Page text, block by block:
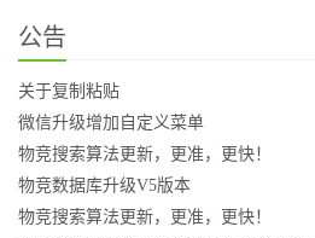
公告
关于复制粘贴
微信升级增加自定义菜单
物竞搜索算法更新，更准，更快！
物竞数据库升级V5版本
物竞搜索算法更新，更准，更快！